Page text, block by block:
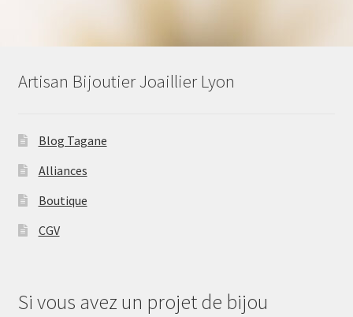
Artisan Bijoutier Joaillier Lyon
Blog Tagane
Alliances
Boutique
CGV
Si vous avez un projet de bijou